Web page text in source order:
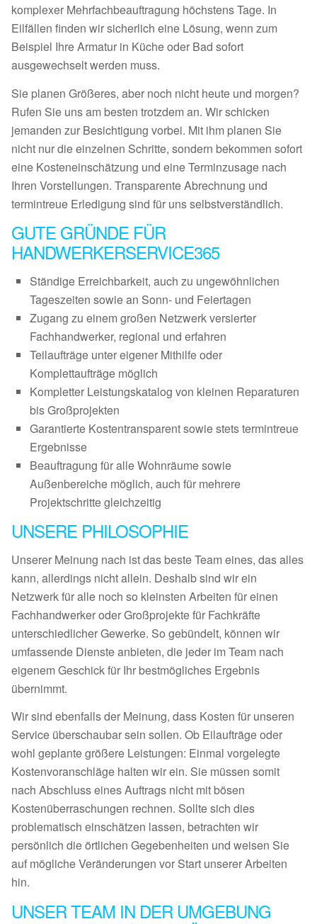
komplexer Mehrfachbeauftragung höchstens Tage. In
Eilfällen finden wir sicherlich eine Lösung, wenn zum
Beispiel Ihre Armatur in Küche oder Bad sofort
ausgewechselt werden muss.
Sie planen Größeres, aber noch nicht heute und morgen?
Rufen Sie uns am besten trotzdem an. Wir schicken
jemanden zur Besichtigung vorbei. Mit ihm planen Sie
nicht nur die einzelnen Schritte, sondern bekommen sofort
eine Kosteneinschätzung und eine Terminzusage nach
Ihren Vorstellungen. Transparente Abrechnung und
termintreue Erledigung sind für uns selbstverständlich.
GUTE GRÜNDE FÜR
HANDWERKERSERVICE365
Ständige Erreichbarkeit, auch zu ungewöhnlichen
Tageszeiten sowie an Sonn- und Feiertagen
Zugang zu einem großen Netzwerk versierter
Fachhandwerker, regional und erfahren
Teilaufträge unter eigener Mithilfe oder
Komplettaufträge möglich
Kompletter Leistungskatalog von kleinen Reparaturen
bis Großprojekten
Garantierte Kostentransparent sowie stets termintreue
Ergebnisse
Beauftragung für alle Wohnräume sowie
Außenbereiche möglich, auch für mehrere
Projektschritte gleichzeitig
UNSERE PHILOSOPHIE
Unserer Meinung nach ist das beste Team eines, das alles
kann, allerdings nicht allein. Deshalb sind wir ein
Netzwerk für alle noch so kleinsten Arbeiten für einen
Fachhandwerker oder Großprojekte für Fachkräfte
unterschiedlicher Gewerke. So gebündelt, können wir
umfassende Dienste anbieten, die jeder im Team nach
eigenem Geschick für Ihr bestmögliches Ergebnis
übernimmt.
Wir sind ebenfalls der Meinung, dass Kosten für unseren
Service überschaubar sein sollen. Ob Eilaufträge oder
wohl geplante größere Leistungen: Einmal vorgelegte
Kostenvoranschläge halten wir ein. Sie müssen somit
nach Abschluss eines Auftrags nicht mit bösen
Kostenüberraschungen rechnen. Sollte sich dies
problematisch einschätzen lassen, betrachten wir
persönlich die örtlichen Gegebenheiten und weisen Sie
auf mögliche Veränderungen vor Start unserer Arbeiten
hin.
UNSER TEAM IN DER UMGEBUNG